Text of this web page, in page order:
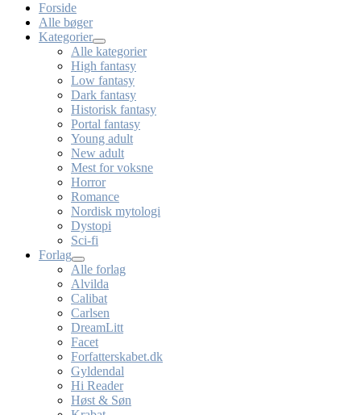
Forside
Alle bøger
Kategorier
Alle kategorier
High fantasy
Low fantasy
Dark fantasy
Historisk fantasy
Portal fantasy
Young adult
New adult
Mest for voksne
Horror
Romance
Nordisk mytologi
Dystopi
Sci-fi
Forlag
Alle forlag
Alvilda
Calibat
Carlsen
DreamLitt
Facet
Forfatterskabet.dk
Gyldendal
Hi Reader
Høst & Søn